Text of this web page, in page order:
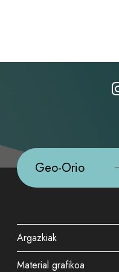
Geo-Orio
Argazkiak
Material grafikoa